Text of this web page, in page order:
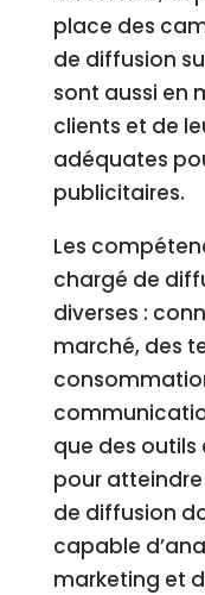
place des
de diffusion
sont aussi en
clients et de
adéquates
publicitaires.
Les
chargé de
diverses :
marché, des
que des outils
pour
de diffusion
capable
marketing et